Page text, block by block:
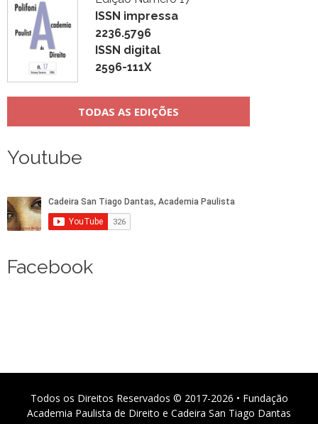
ISSN impressa
2236.5796
ISSN digital
2596-111X
TODAS AS EDIÇÕES
Youtube
Facebook
Todos os Direitos Reservados © 2017-2026 • Fundação
Academia Paulista de Direito e Cadeira San Tiago Dantas